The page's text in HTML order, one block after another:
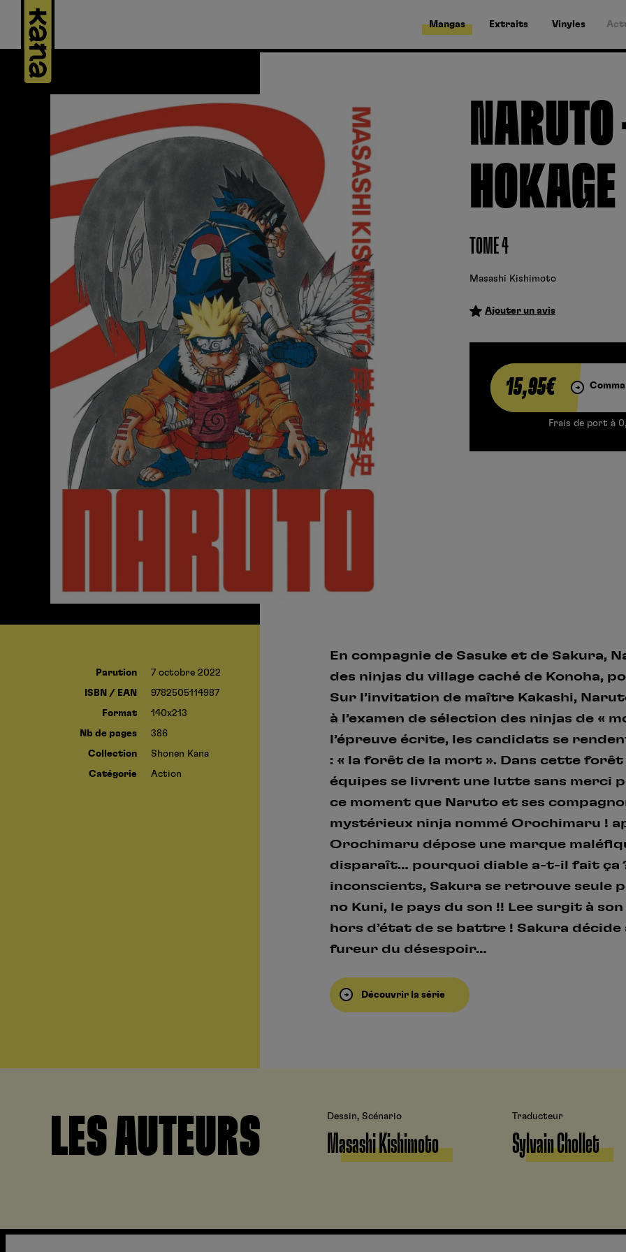
Mangas Extraits Vinyles
HOKAGE
TOME 4
Masashi Kishimoto
Ajouter un avis
15,95€
Frais de port à
Parution 7 octobre 2022
ISBN / EAN 9782505114987
Format 140x213
Nb de pages 386
Collection Shonen Kana
Catégorie Action
En compagnie de Sasuke et de Sakura,
des ninjas du village caché de Konoha,
Sur l’invitation de maître Kakashi,
à l’examen de sélection des ninjas de «
l’épreuve écrite, les candidats se
: « la forêt de la mort ». Dans cette
équipes se livrent une lutte sans merci
ce moment que Naruto et ses
mystérieux ninja nommé Orochimaru !
Orochimaru dépose une marque
disparaît… pourquoi diable a-t-il fait ça
inconscients, Sakura se retrouve seule
no Kuni, le pays du son !! Lee surgit à
hors d’état de se battre ! Sakura
fureur du désespoir…
Découvrir la série
LES AUTEURS Dessin, Scénario
Masashi Kishimoto
Traducteur
Sylvain Chollet
Panneau de gestion des cookies